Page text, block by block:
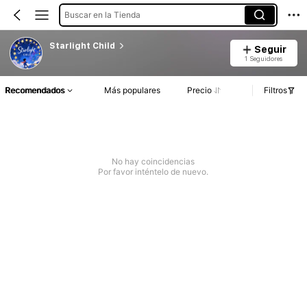
Buscar en la Tienda
Starlight Child Seguir
1 Seguidores
Recomendados Más populares Precio Filtros
No hay coincidencias
Por favor inténtelo de nuevo.